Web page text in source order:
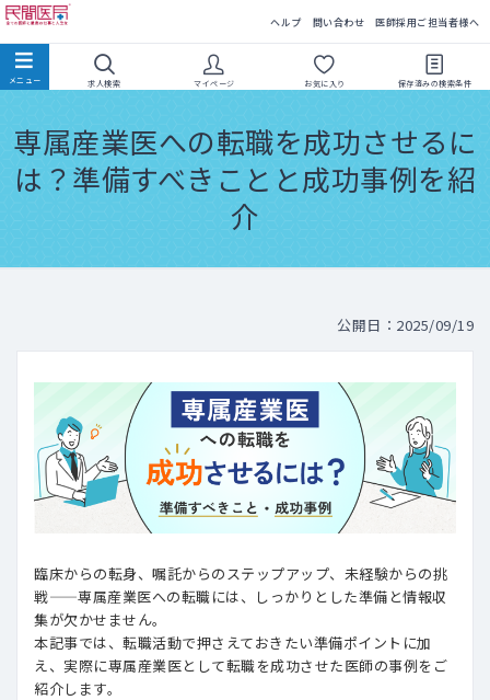
ヘルプ 問い合わせ 医師採用ご担当者様へ
求人検索 マイページ お気に入り 保存済みの検索条件
専属産業医への転職を成功させるに
は？準備すべきことと成功事例を紹
介
公開日：2025/09/19
臨床からの転身、嘱託からのステップアップ、未経験からの挑
戦——専属産業医への転職には、しっかりとした準備と情報収
集が欠かせません。
本記事では、転職活動で押さえておきたい準備ポイントに加
え、実際に専属産業医として転職を成功させた医師の事例をご
紹介します。